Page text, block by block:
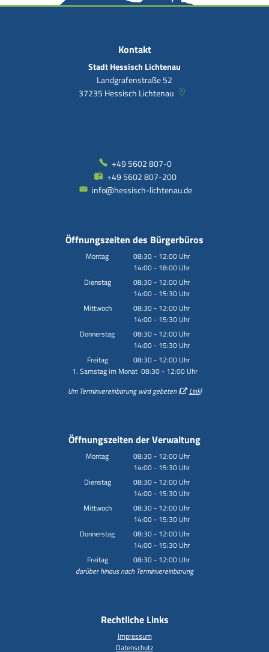
Kontakt
Stadt Hessisch Lichtenau
Landgrafenstraße 52
37235 Hessisch Lichtenau
+49 5602 807-0
+49 5602 807-200
info@hessisch-lichtenau.de
Öffnungszeiten des Bürgerbüros
Montag 08:30- 12:00 Uhr
Von 08:30 bis 12:00 Uhr
14:00- 18:00 Uhr
Von 14:00 bis 18:00 Uhr
Dienstag 08:30- 12:00 Uhr
Von 08:30 bis 12:00 Uhr
14:00- 15:30 Uhr
Von 14:00 bis 15:30 Uhr
Mittwoch 08:30- 12:00 Uhr
Von 08:30 bis 12:00 Uhr
14:00- 15:30 Uhr
Von 14:00 bis 15:30 Uhr
Donnerstag 08:30- 12:00 Uhr
Von 08:30 bis 12:00 Uhr
14:00- 15:30 Uhr
Von 14:00 bis 15:30 Uhr
Freitag 08:30- 12:00 Uhr
Von 08:30 bis 12:00 Uhr
1. Samstag im Monat 08:30 - 12:00 Uhr
Um Terminvereinbarung wird gebeten (
Link)
Öffnungszeiten der Verwaltung
Montag 08:30- 12:00 Uhr
Von 08:30 bis 12:00 Uhr
14:00- 15:30 Uhr
Von 14:00 bis 15:30 Uhr
Dienstag 08:30- 12:00 Uhr
Von 08:30 bis 12:00 Uhr
14:00- 15:30 Uhr
Von 14:00 bis 15:30 Uhr
Mittwoch 08:30- 12:00 Uhr
Von 08:30 bis 12:00 Uhr
14:00- 15:30 Uhr
Von 14:00 bis 15:30 Uhr
Donnerstag 08:30- 12:00 Uhr
Von 08:30 bis 12:00 Uhr
14:00- 15:30 Uhr
Von 14:00 bis 15:30 Uhr
Freitag 08:30- 12:00 Uhr
Von 08:30 bis 12:00 Uhr
darüber hinaus nach Terminvereinbarung
Rechtliche Links
Impressum
Datenschutz